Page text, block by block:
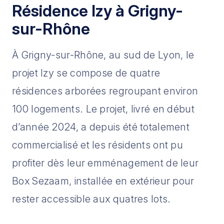
Résidence Izy à Grigny-
sur-Rhône
À Grigny-sur-Rhône, au sud de Lyon, le
projet Izy se compose de quatre
résidences arborées regroupant environ
100 logements. Le projet, livré en début
d’année 2024, a depuis été totalement
commercialisé et les résidents ont pu
profiter dès leur emménagement de leur
Box Sezaam, installée en extérieur pour
rester accessible aux quatres lots.